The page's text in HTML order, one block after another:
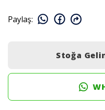
Paylaş:
Stoğa